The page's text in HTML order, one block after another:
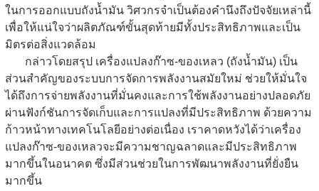
ในการออกแบบถังน้ำมัน วิศวกรจำเป็นต้องคำนึงถึงปัจจัยเหล่านี้
เพื่อให้แน่ใจว่าผลิตภัณฑ์ขั้นสุดท้ายมีทั้งประสิทธิภาพและเป็น
มิตรต่อสิ่งแวดล้อม
กล่าวโดยสรุป เครื่องแปลงก๊าซ-ของเหลว (ถังน้ำมัน) เป็น
ส่วนสำคัญของระบบการจัดการพลังงานสมัยใหม่ ช่วยให้มั่นใจ
ได้ถึงการจ่ายพลังงานที่มั่นคงและการใช้พลังงานอย่างปลอดภัย
ผ่านฟังก์ชันการจัดเก็บและการแปลงที่มีประสิทธิภาพ ด้วยความ
ก้าวหน้าทางเทคโนโลยีอย่างต่อเนื่อง เราคาดหวังได้ว่าเครื่อง
แปลงก๊าซ-ของเหลวจะมีความชาญฉลาดและมีประสิทธิภาพ
มากขึ้นในอนาคต ซึ่งมีส่วนช่วยในการพัฒนาพลังงานที่ยั่งยืน
มากขึ้น